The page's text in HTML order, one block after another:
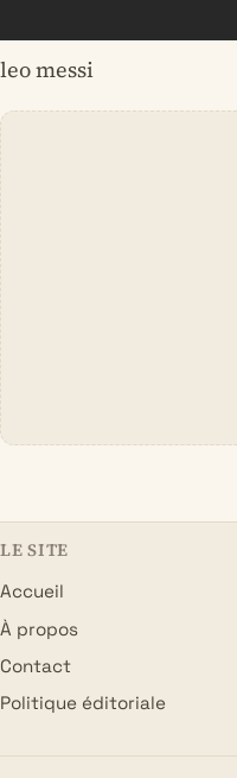
leo messi
LE SITE
Accueil
À propos
Contact
Politique éditoriale